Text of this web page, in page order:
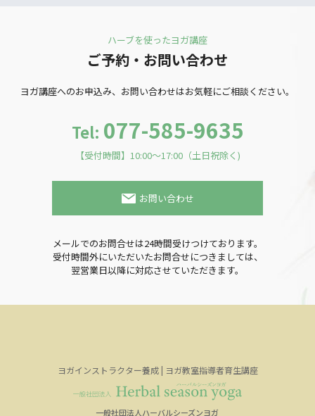
ハーブを使ったヨガ講座
ご予約・お問い合わせ
ヨガ講座へのお申込み、お問い合わせはお気軽にご相談ください。
Tel: 077-585-9635
【受付時間】10:00～17:00（土日祝除く)
お問い合わせ
メールでのお問合せは24時間受けつけております。
受付時間外にいただいたお問合せにつきましては、
翌営業日以降に対応させていただきます。
ヨガインストラクター養成 | ヨガ教室指導者育生講座
一般社団法人ハーバルシーズンヨガ